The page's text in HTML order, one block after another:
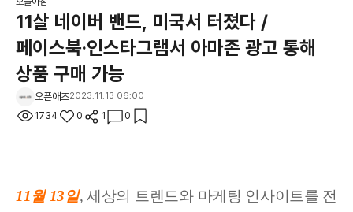
11살 네이버 밴드, 미국서 터졌다 /
페이스북·인스타그램서 아마존 광고 통해
상품 구매 가능
오픈애즈2023.11.13 06:00
1734 0 1 0
11월 13 일,세상의 트렌드와 마케팅 인사이트를 전